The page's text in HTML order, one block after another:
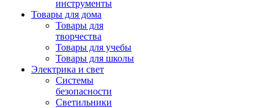
инструменты
Товары для дома
Товары для
творчества
Товары для учебы
Товары для школы
Электрика и свет
Системы
безопасности
Светильники